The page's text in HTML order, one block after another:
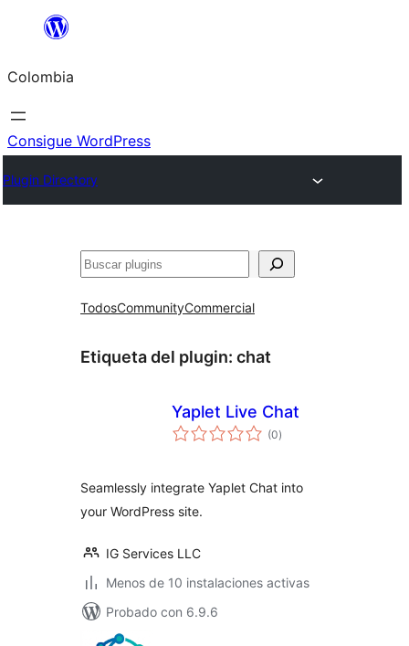
Saltar
contenido
Colombia
Consigue WordPress
Plugin Directory
Buscar
TodosCommunityCommercial
Etiqueta del plugin: chat
Yaplet Live Chat
(0total
de
)
Seamlessly integrate Yaplet Chat into
your WordPress site.
IG Services LLC
Menos de 10 instalaciones activas
Probado con 6.9.6